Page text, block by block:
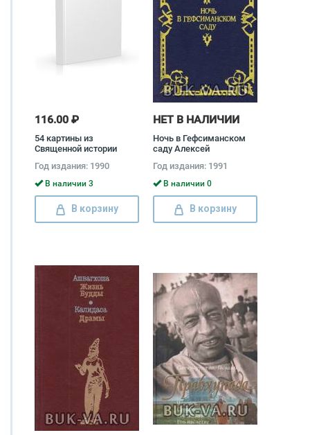
116.00 ₽
54 картины из
Священной истории
Год издания: 1990
В наличии 3
В корзину
НЕТ В НАЛИЧИИ
Ночь в Гефсиманском
саду Алексей
Год издания: 1991
В наличии 0
В корзину